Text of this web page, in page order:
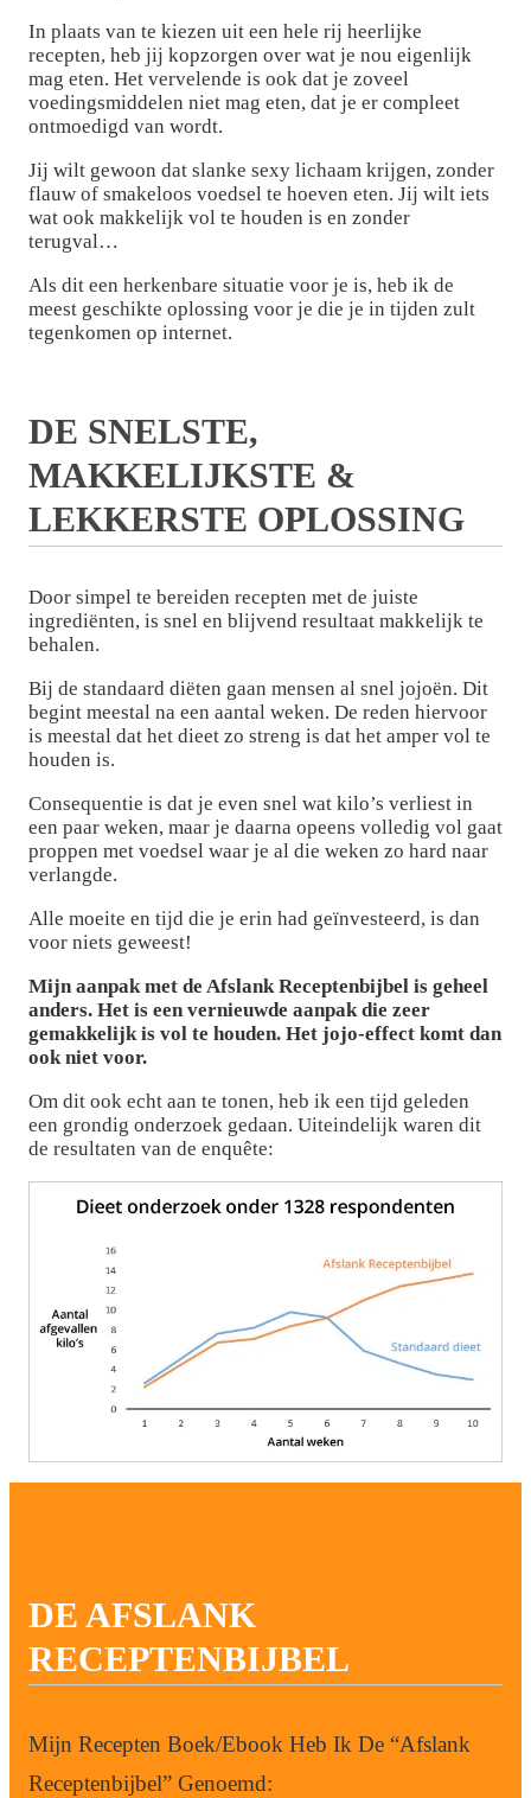
In plaats van te kiezen uit een hele rij heerlijke
recepten, heb jij kopzorgen over wat je nou eigenlijk
mag eten. Het vervelende is ook dat je zoveel
voedingsmiddelen niet mag eten, dat je er compleet
ontmoedigd van wordt.
Jij wilt gewoon dat slanke sexy lichaam krijgen, zonder
flauw of smakeloos voedsel te hoeven eten. Jij wilt iets
wat ook makkelijk vol te houden is en zonder
terugval…
Als dit een herkenbare situatie voor je is, heb ik de
meest geschikte oplossing voor je die je in tijden zult
tegenkomen op internet.
DE SNELSTE,
MAKKELIJKSTE &
LEKKERSTE OPLOSSING
Door simpel te bereiden recepten met de juiste
ingrediënten, is snel en blijvend resultaat makkelijk te
behalen.
Bij de standaard diëten gaan mensen al snel jojoën. Dit
begint meestal na een aantal weken. De reden hiervoor
is meestal dat het dieet zo streng is dat het amper vol te
houden is.
Consequentie is dat je even snel wat kilo’s verliest in
een paar weken, maar je daarna opeens volledig vol gaat
proppen met voedsel waar je al die weken zo hard naar
verlangde.
Alle moeite en tijd die je erin had geïnvesteerd, is dan
voor niets geweest!
Mijn aanpak met de Afslank Receptenbijbel is geheel
anders. Het is een vernieuwde aanpak die zeer
gemakkelijk is vol te houden. Het jojo-effect komt dan
ook niet voor.
Om dit ook echt aan te tonen, heb ik een tijd geleden
een grondig onderzoek gedaan. Uiteindelijk waren dit
de resultaten van de enquête:
DE AFSLANK
RECEPTENBIJBEL
Mijn Recepten Boek/Ebook Heb Ik De “Afslank
Receptenbijbel” Genoemd: